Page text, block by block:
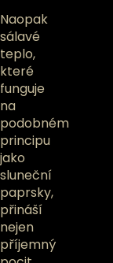
Naopak
sálavé
teplo,
které
funguje
na
podobném
principu
jako
sluneční
paprsky,
přináší
nejen
příjemný